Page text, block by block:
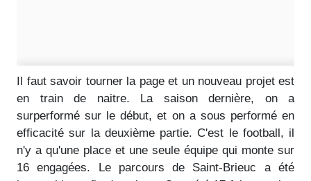
Il faut savoir tourner la page et un nouveau projet est
en train de naitre. La saison dernière, on a
surperformé sur le début, et on a sous performé en
efficacité sur la deuxième partie. C'est le football, il
n'y a qu'une place et une seule équipe qui monte sur
16 engagées. Le parcours de Saint-Brieuc a été